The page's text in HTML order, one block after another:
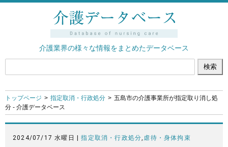
介護業界の様々な情報をまとめたデータベース
トップページ 指定取消・行政処分
五島市の介護事業所が指定取り消し処
分 - 介護データベース
2024/07/17 水曜日 |指定取消・行政処分, 虐待・身体拘束